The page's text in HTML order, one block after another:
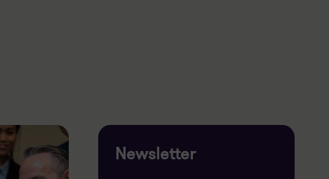
Newsletter